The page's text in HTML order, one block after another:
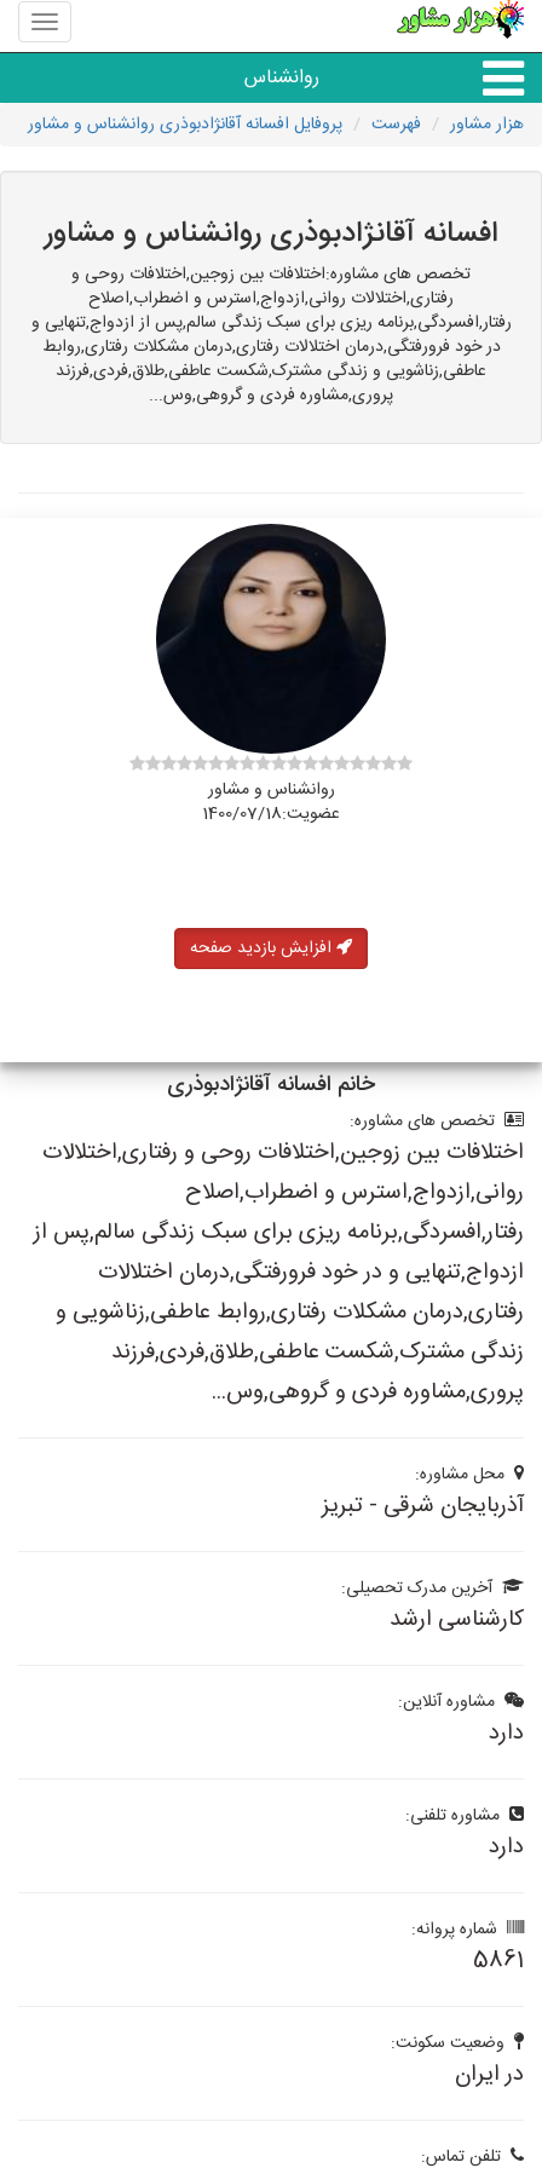
منوی
سایت
مشاور
روانشناس
گروه روانشناسی
هزار مشاور فهرست پروفایل افسانه آقانژادبوذری روانشناس و مشاور
افسانه آقانژادبوذری روانشناس و مشاور
تخصص های مشاوره:اختلافات بین زوجین,اختلافات روحی و
رفتاری,اختلالات روانی,ازدواج,استرس و اضطراب,اصلاح
رفتار,افسردگی,برنامه ریزی برای سبک زندگی سالم,پس از ازدواج,تنهایی و
در خود فرورفتگی,درمان اختلالات رفتاری,درمان مشکلات رفتاری,روابط
عاطفی,زناشویی و زندگی مشترک,شکست عاطفی,طلاق,فردی,فرزند
پروری,مشاوره فردی و گروهی,وس...
روانشناس و مشاور
عضویت:1400/07/18
افزایش بازدید صفحه
خانم افسانه آقانژادبوذری
تخصص های مشاوره:
اختلافات بین زوجین,اختلافات روحی و رفتاری,اختلالات
روانی,ازدواج,استرس و اضطراب,اصلاح
رفتار,افسردگی,برنامه ریزی برای سبک زندگی سالم,پس از
ازدواج,تنهایی و در خود فرورفتگی,درمان اختلالات
رفتاری,درمان مشکلات رفتاری,روابط عاطفی,زناشویی و
زندگی مشترک,شکست عاطفی,طلاق,فردی,فرزند
پروری,مشاوره فردی و گروهی,وس...
محل مشاوره:
آذربایجان شرقی - تبریز
آخرین مدرک تحصیلی:
کارشناسی ارشد
مشاوره آنلاین:
دارد
مشاوره تلفنی:
دارد
شماره پروانه:
5861
وضعیت سکونت:
در ایران
تلفن تماس: